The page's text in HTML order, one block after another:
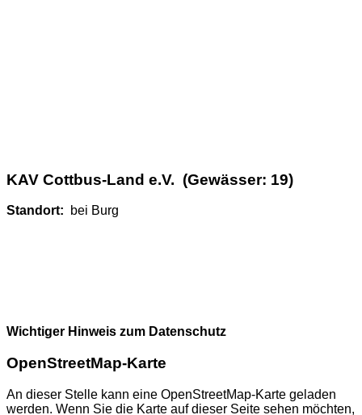
KAV Cottbus-Land e.V. (Gewässer: 19)
Standort: bei Burg
Wichtiger Hinweis zum Datenschutz
OpenStreetMap-Karte
An dieser Stelle kann eine OpenStreetMap-Karte geladen
werden. Wenn Sie die Karte auf dieser Seite sehen möchten,